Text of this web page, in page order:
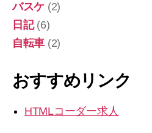
バスケ (2)
日記(6)
自転車 (2)
おすすめリンク
HTMLコーダー求人